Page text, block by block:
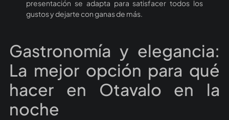
presentación se adapta para satisfacer todos los
gustos y dejarte con ganas de más.
Gastronomía y elegancia:
La mejor opción para qué
hacer en Otavalo en la
noche